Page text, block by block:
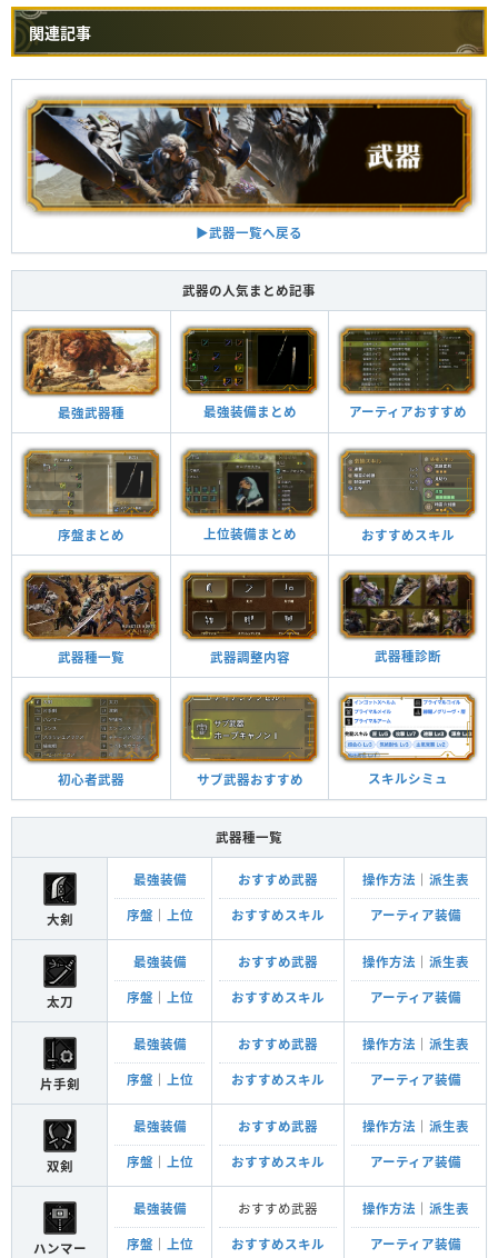
関連記事
▶︎武器一覧へ戻る
武器の人気まとめ記事
最強武器種 最強装備まとめ アーティアおすすめ
序盤まとめ 上位装備まとめ おすすめスキル
武器種一覧 武器調整内容 武器種診断
初心者武器 サブ武器おすすめ スキルシミュ
武器種一覧
大剣
最強装備
序盤 上位
おすすめ武器
おすすめスキル
操作方法 派生表
アーティア装備
太刀
最強装備
序盤 上位
おすすめ武器
おすすめスキル
操作方法 派生表
アーティア装備
片手剣
最強装備
序盤 上位
おすすめ武器
おすすめスキル
操作方法 派生表
アーティア装備
双剣
最強装備
序盤 上位
おすすめ武器
おすすめスキル
操作方法 派生表
アーティア装備
ハンマー
最強装備
序盤 上位
おすすめ武器
おすすめスキル
操作方法 派生表
アーティア装備